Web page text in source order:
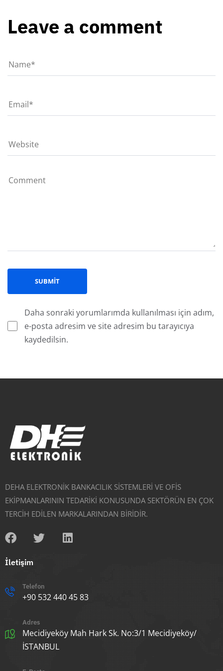
Leave a comment
Daha sonraki yorumlarımda kullanılması için adım,
e-posta adresim ve site adresim bu tarayıcıya
kaydedilsin.
DEHA ELEKTRONİK BANKACILIK SİSTEMLERİ VE OFİS
EKİPMANLARININ TEDARİKİ KONUSUNDA SEKTÖRÜN EN ÇOK
TERCİH EDİLEN MARKALARINDAN BİRİDİR.
İletişim
Telefon
+90 532 440 45 83
Adres
Mecidiyeköy Mah Hark Sk. No:3/1 Mecidiyeköy/
İSTANBUL